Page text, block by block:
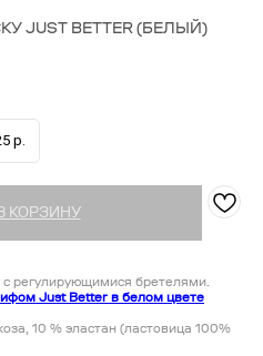
JUST BETTER (БЕЛЫЙ)
р.
КОРЗИНУ
с регулирующимися бретелями.
Just Better в белом цвете
10 % эластан (ластовица 100%